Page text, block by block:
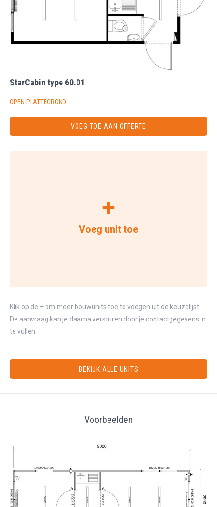
StarCabin type 60.01
OPEN PLATTEGROND
VOEG TOE AAN OFFERTE
Voeg unit toe
Klik op de + om meer bouwunits toe te voegen uit de keuzelijst.
De aanvraag kan je daarna versturen door je contactgegevens in
te vullen.
BEKIJK ALLE UNITS
Voorbeelden